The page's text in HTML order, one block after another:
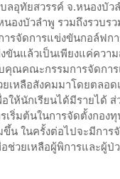
ลอุทัยสวรรค์ จ.หนองบั
องบัวลำพู รวมถึงรวบรว
รจัดการแข่งขันกอล์ฟก
ขันแล้วเป็นเพียงแค่ควา
คุณคณะกรรมการจัดกา
เหลือสังคมมาโดยตลอ
ให้นักเรียนได้มีรายได้
มต้นในการจัดตั้งกองทุ
น ในครั้งต่อไปจะมีกา
ช่วยเหลือผู้พิการและผู้